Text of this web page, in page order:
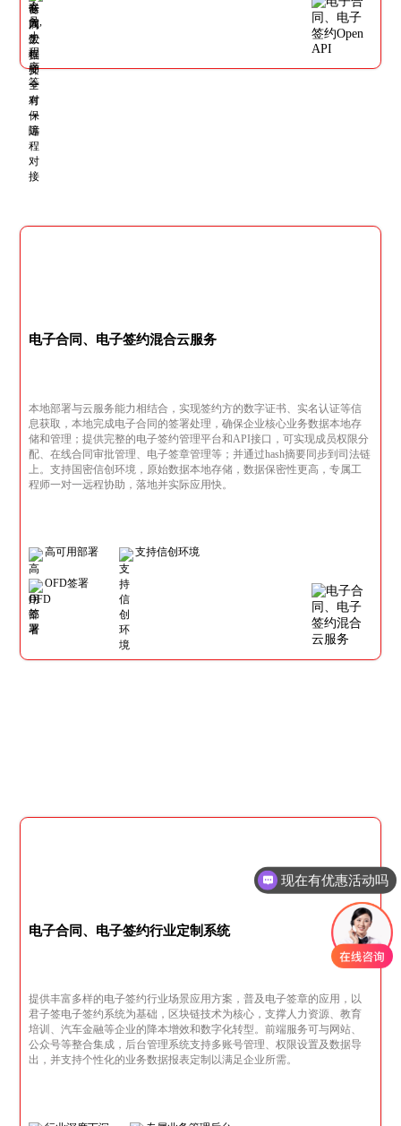
电子合同、电子签约混合云服务
本地部署与云服务能力相结合，实现签约方的数字证书、实名认证等信
息获取，本地完成电子合同的签署处理，确保企业核心业务数据本地存
储和管理；提供完整的电子签约管理平台和API接口，可实现成员权限分
配、在线合同审批管理、电子签章管理等；并通过hash摘要同步到司法链
上。支持国密信创环境，原始数据本地存储，数据保密性更高，专属工
程师一对一远程协助，落地并实际应用快。
高可用部署 支持信创环境
OFD签署
电子合同、电子签约行业定制系统
提供丰富多样的电子签约行业场景应用方案，普及电子签章的应用，以
君子签电子签约系统为基础，区块链技术为核心，支撑人力资源、教育
培训、汽车金融等企业的降本增效和数字化转型。前端服务可与网站、
公众号等整合集成，后台管理系统支持多账号管理、权限设置及数据导
出，并支持个性化的业务数据报表定制以满足企业所需。
现在有优惠活动吗